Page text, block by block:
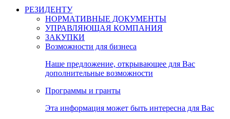
РЕЗИДЕНТУ
НОРМАТИВНЫЕ ДОКУМЕНТЫ
УПРАВЛЯЮЩАЯ КОМПАНИЯ
ЗАКУПКИ
Возможности для бизнеса
Наше предложение, открывающее для Вас
дополнительные возможности
Программы и гранты
Эта информация может быть интересна для Вас